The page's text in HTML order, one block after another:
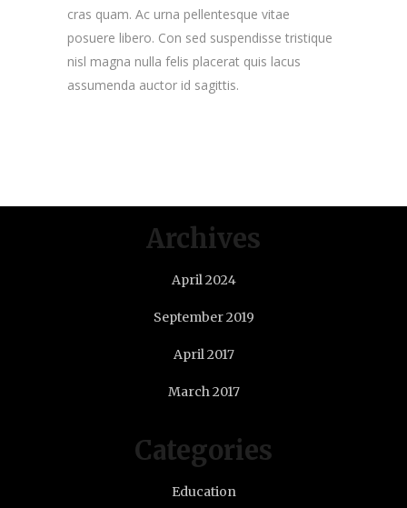
cras quam. Ac urna pellentesque vitae
posuere libero. Con sed suspendisse tristique
nisl magna nulla felis placerat quis lacus
assumenda auctor id sagittis.
Archives
April 2024
September 2019
April 2017
March 2017
Categories
Education